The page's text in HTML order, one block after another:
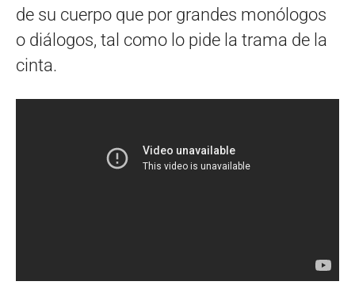
de su cuerpo que por grandes monólogos
o diálogos, tal como lo pide la trama de la
cinta.